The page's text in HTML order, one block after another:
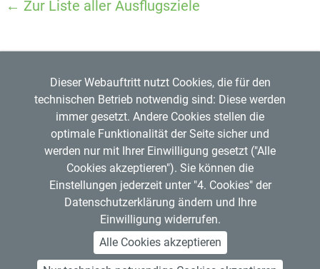
← Zur Liste aller Ausflugsziele
Regensburger Verkehrsverbund GmbH
VDV
Copyright © 2026 RVV
RVV-Kundenzentrum
Hemauerstr. 1, 93047 Regensburg
Dieser Webauftritt nutzt Cookies, die für den
technischen Betrieb notwendig sind: Diese werden
immer gesetzt. Andere Cookies stellen die
optimale Funktionalität der Seite sicher und
werden nur mit Ihrer Einwilligung gesetzt ("Alle
Cookies akzeptieren"). Sie können die
Einstellungen jederzeit unter "4. Cookies" der
Datenschutzerklärung ändern und Ihre
Einwilligung widerrufen.
Alle Cookies akzeptieren